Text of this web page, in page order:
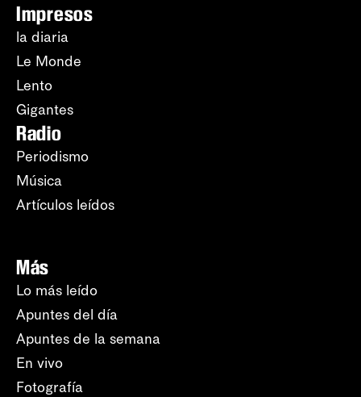
Impresos
la diaria
Le Monde
Lento
Gigantes
Radio
Periodismo
Música
Artículos leídos
Más
Lo más leído
Apuntes del día
Apuntes de la semana
En vivo
Fotografía